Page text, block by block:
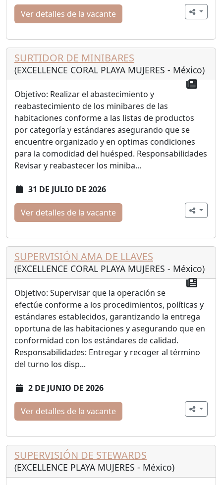
Ver detalles de la vacante
SURTIDOR DE MINIBARES
(EXCELLENCE CORAL PLAYA MUJERES - México)
Objetivo: Realizar el abastecimiento y
reabastecimiento de los minibares de las
habitaciones conforme a las listas de productos
por categoría y estándares asegurando que se
encuentre organizado y en optimas condiciones
para la comodidad del huésped. Responsabilidades
Revisar y reabastecer los miniba...
31 DE JULIO DE 2026
Ver detalles de la vacante
SUPERVISIÓN AMA DE LLAVES
(EXCELLENCE CORAL PLAYA MUJERES - México)
Objetivo: Supervisar que la operación se
efectúe conforme a los procedimientos, políticas y
estándares establecidos, garantizando la entrega
oportuna de las habitaciones y asegurando que en
conformidad con los estándares de calidad.
Responsabilidades: Entregar y recoger al término
del turno los disp...
2 DE JUNIO DE 2026
Ver detalles de la vacante
SUPERVISIÓN DE STEWARDS
(EXCELLENCE PLAYA MUJERES - México)